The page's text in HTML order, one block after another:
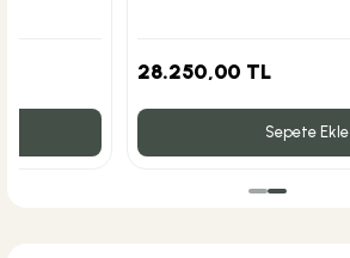
28.250,00 TL
Sepete Ekle